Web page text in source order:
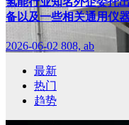
备以及一些相关通用仪
2026-06-02 808, ab
最新
热门
趋势